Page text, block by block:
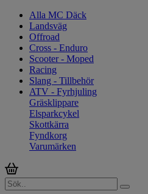
Alla MC Däck
Landsväg
Offroad
Cross - Enduro
Scooter - Moped
Racing
Slang - Tillbehör
ATV - Fyrhjuling
Gräsklippare
Elsparkcykel
Skottkärra
Fyndkorg
Varumärken